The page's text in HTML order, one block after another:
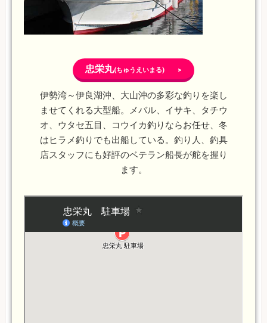
忠栄丸(ちゅうえいまる) >
伊勢湾～伊良湖沖、大山沖の多彩な釣りを楽し
ませてくれる大型船。メバル、イサキ、タチウ
オ、ウタセ五目、コウイカ釣りならお任せ、冬
はヒラメ釣りでも出船している。釣り人、釣具
店スタッフにも好評のベテラン船長が舵を握り
ます。